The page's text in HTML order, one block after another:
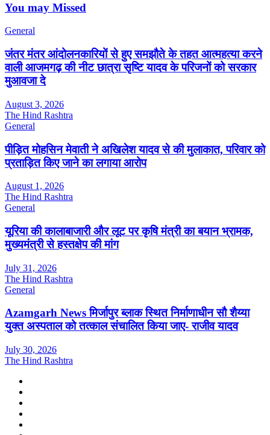
You may Missed
General
जंतर मंतर आंदोलनकारियों से हुए समझौते के तहत आत्महत्या करने
वाली आजमगढ़ की नीट छात्रा सृष्टि यादव के परिजनों को सरकार
मुआवजा दे
August 3, 2026
The Hind Rashtra
General
पीड़ित मोहसिन मेवाती ने अखिलेश यादव से की मुलाकात, परिवार को
प्रताड़ित किए जाने का लगाया आरोप
August 1, 2026
The Hind Rashtra
General
यूरिया की कालाबाजारी और लूट पर कृषि मंत्री का बयान भ्रामक,
मुख्यमंत्री से हस्तक्षेप की मांग
July 31, 2026
The Hind Rashtra
General
Azamgarh News मिर्जापुर ब्लाक स्थित निर्माणाधीन सौ शैय्या
युक्त अस्पताल को तत्काल संचालित किया जाए- राजीव यादव
July 30, 2026
The Hind Rashtra